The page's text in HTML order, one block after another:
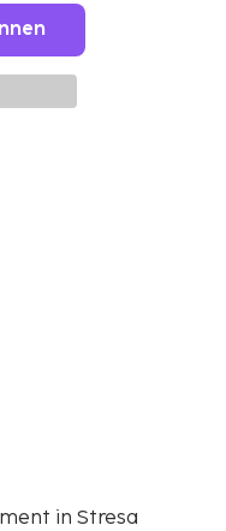
in Stresa